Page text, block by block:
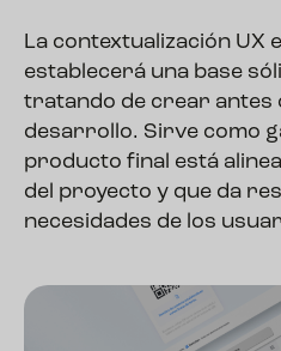
La contextualización UX
establecerá una base
tratando de crear antes
desarrollo. Sirve como
producto final está
del proyecto y que da
necesidades de los